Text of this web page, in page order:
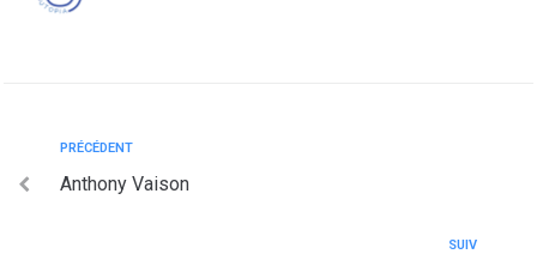
PRÉCÉDENT
Anthony Vaison
SUIV